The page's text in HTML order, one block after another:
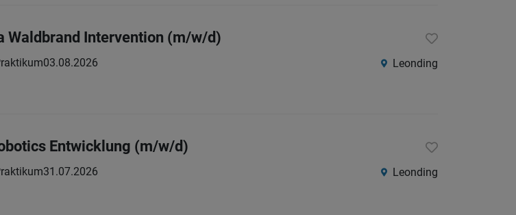
Waldbrand Intervention (m/w/d)
03.08.2026 Leonding
Entwicklung (m/w/d)
31.07.2026 Leonding